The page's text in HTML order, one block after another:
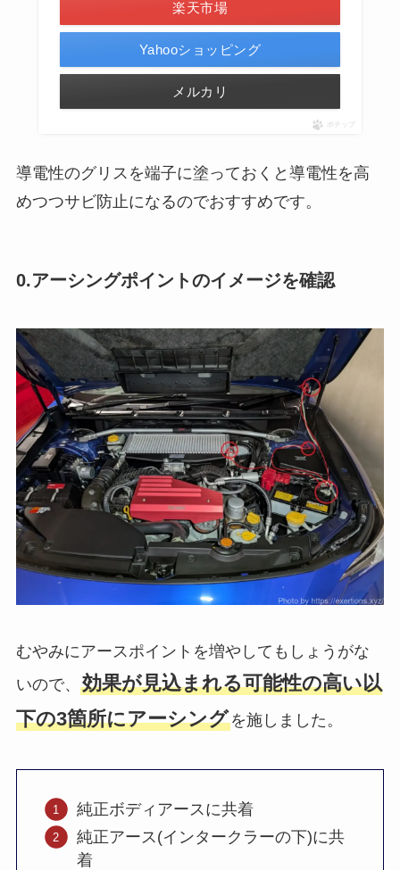
楽天市場
Yahooショッピング
メルカリ
ポチップ
導電性のグリスを端子に塗っておくと導電性を高
めつつサビ防止になるのでおすすめです。
0.アーシングポイントのイメージを確認
むやみにアースポイントを増やしてもしょうがな
いので、 効果が見込まれる可能性の高い以
下の3箇所にアーシングを施しました。
純正ボディアースに共着
純正アース(インタークラーの下)に共
着